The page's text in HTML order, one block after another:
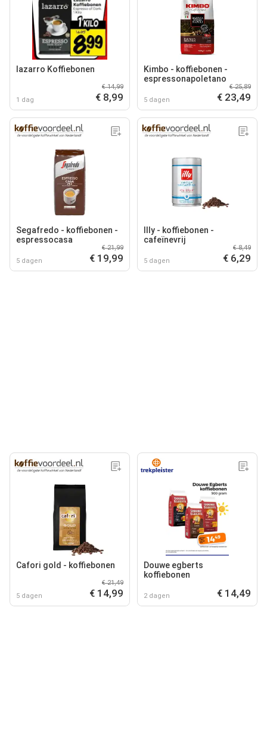
lazarro Koffiebonen
1 dag
€ 14,99
€ 8,99
Kimbo - koffiebonen -
espressonapoletano
5 dagen
€ 25,89
€ 23,49
Segafredo - koffiebonen -
espressocasa
5 dagen
€ 21,99
€ 19,99
Illy - koffiebonen -
cafeïnevrij
5 dagen
€ 8,49
€ 6,29
Cafori gold - koffiebonen
5 dagen
€ 21,49
€ 14,99
Douwe egberts
koffiebonen
2 dagen € 14,49